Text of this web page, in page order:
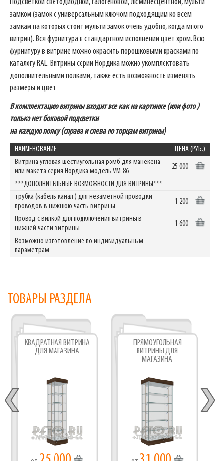
Подсветкой светодиодной, галогеновой, люминесцентной, мульти
замком (замок с универсальным ключом подходящим ко всем
замкам на которых стоит мульти замок очень удобно, когда много
витрин). Вся фурнитура в стандартном исполнении цвет хром. Всю
фурнитуру в витрине можно окрасить порошковыми красками по
каталогу RAL. Витрины серии Нордика можно укомплектовать
дополнительными полками, также есть возможность изменять
размеры и цвет
В комплектацию витрины входит все как на картинке (или фото )
только нет боковой подсветки
на каждую полку (справа и слева по торцам витрины)
НАИМЕНОВАНИЕ
ЦЕНА (РУБ.)
Витрина угловая шестиугольная ромб для манекена
или макета серия Нордика модель VM-86
25 000
***ДОПОЛНИТЕЛЬНЫЕ ВОЗМОЖНОСТИ ДЛЯ ВИТРИНЫ***
трубка (кабель канал ) для незаметной проводки
проводов в нижнюю часть витрины
1 200
Провод с вилкой для подключения витрины в
нижней части витрины
1 600
Возможно изготовление по индивидуальным
параметрам
ТОВАРЫ РАЗДЕЛА
КВАДРАТНАЯ ВИТРИНА
ДЛЯ МАГАЗИНА
ПРЯМОУГОЛЬНАЯ
ВИТРИНЫ ДЛЯ
МАГАЗИНА